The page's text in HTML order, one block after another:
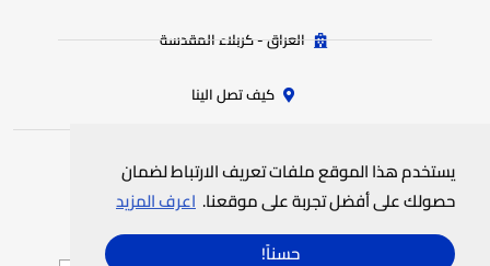
يستخدم هذا الموقع ملفات تعريف الارتباط لضمان
حصولك على أفضل تجربة على موقعنا. اعرف المزيد
حسناً!
العراق - كربلاء المقدسة
كيف تصل الينا
جميع الحقوق محفوظة لمستشفى الامام الحجة (عج) الخيري© 2025